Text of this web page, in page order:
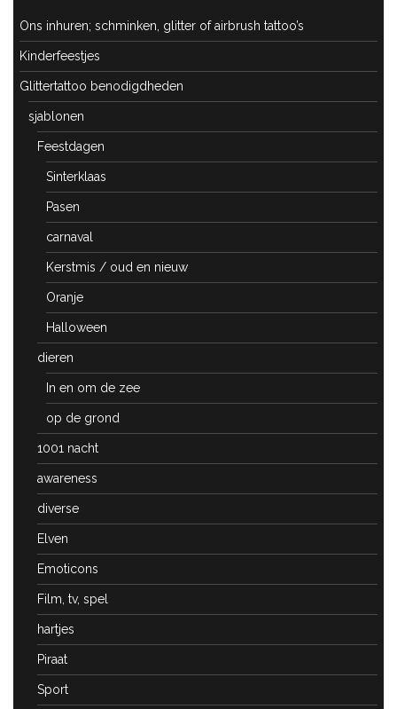
Ons inhuren; schminken, glitter of airbrush tattoo’s
Kinderfeestjes
Glittertattoo benodigdheden
sjablonen
Feestdagen
Sinterklaas
Pasen
carnaval
Kerstmis / oud en nieuw
Oranje
Halloween
dieren
In en om de zee
op de grond
1001 nacht
awareness
diverse
Elven
Emoticons
Film, tv, spel
hartjes
Piraat
Sport